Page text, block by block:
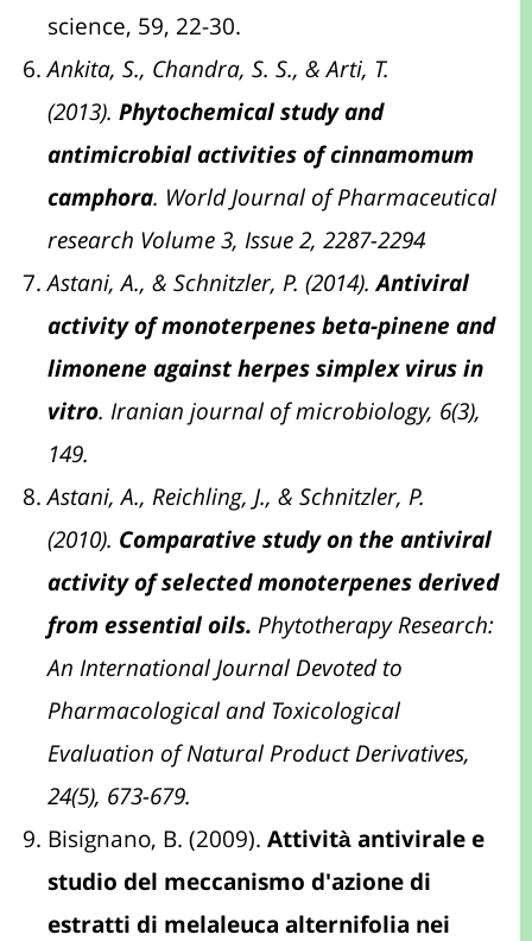
science, 59, 22-30.
Ankita, S., Chandra, S. S., & Arti, T.
(2013).Phytochemical study and
antimicrobial activities of cinnamomum
camphora . World Journal of Pharmaceutical
research Volume 3, Issue 2, 2287-2294
Astani, A., & Schnitzler, P. (2014).Antiviral
activity of monoterpenes beta-pinene and
limonene against herpes simplex virus in
vitro . Iranian journal of microbiology, 6(3),
149.
Astani, A., Reichling, J., & Schnitzler, P.
(2010).Comparative study on the antiviral
activity of selected monoterpenes derived
from essential oils.Phytotherapy Research:
An International Journal Devoted to
Pharmacological and Toxicological
Evaluation of Natural Product Derivatives,
24(5), 673-679.
Bisignano, B. (2009).Attività antivirale e
studio del meccanismo d'azione di
estratti di melaleuca alternifolia nei